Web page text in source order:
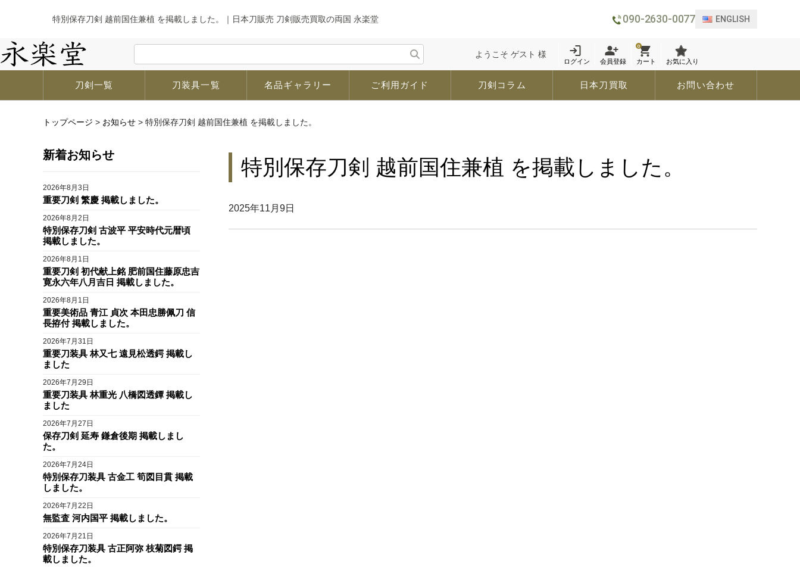
特別保存刀剣 越前国住兼植 を掲載しました。｜日本刀販売 刀剣販売買取の両国 永楽堂 090-2630-0077 ENGLISH
ようこそ ゲスト 様
ログイン 会員登録
0
カート お気に入り
刀剣一覧 刀装具一覧 名品ギャラリー ご利用ガイド 刀剣コラム 日本刀買取 お問い合わせ
トップページ > お知らせ > 特別保存刀剣 越前国住兼植 を掲載しました。
特別保存刀剣 越前国住兼植 を掲載しました。
2025年11月9日
新着お知らせ
2026年8月3日
重要刀剣 繁慶 掲載しました。
2026年8月2日
特別保存刀剣 古波平 平安時代元暦頃
掲載しました。
2026年8月1日
重要刀剣 初代献上銘 肥前国住藤原忠吉
寛永六年八月吉日 掲載しました。
2026年8月1日
重要美術品 青江 貞次 本田忠勝佩刀 信
長拵付 掲載しました。
2026年7月31日
重要刀装具 林又七 遠見松透鍔 掲載し
ました
2026年7月29日
重要刀装具 林重光 八橋図透鐔 掲載し
ました
2026年7月27日
保存刀剣 延寿 鎌倉後期 掲載しまし
た。
2026年7月24日
特別保存刀装具 古金工 筍図目貫 掲載
しました。
2026年7月22日
無監査 河内国平 掲載しました。
2026年7月21日
特別保存刀装具 古正阿弥 枝菊図鍔 掲
載しました。